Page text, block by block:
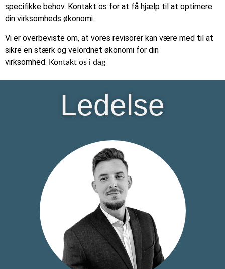
specifikke behov. Kontakt os for at få hjælp til at optimere
din virksomheds økonomi.
Vi er overbeviste om, at vores revisorer kan være med til at
sikre en stærk og velordnet økonomi for din
virksomhed. Kontakt os i dag
Ledelse